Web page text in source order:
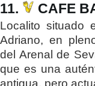
11. CAFE
Localito situado
Adriano, en
del Arenal de
que es una
antigua, pero